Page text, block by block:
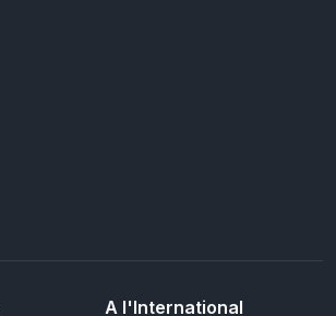
A l'International